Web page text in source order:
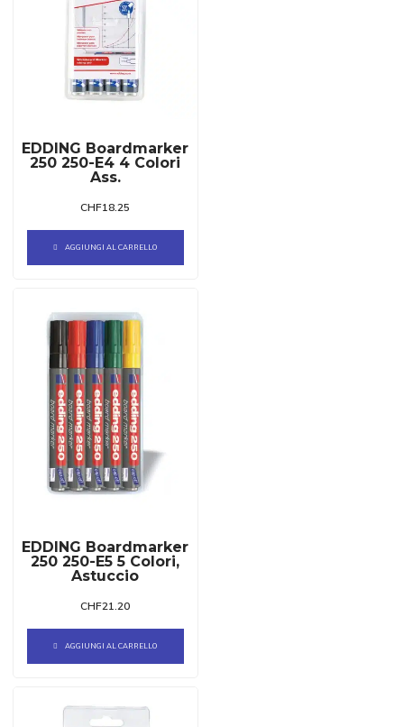
EDDING Boardmarker
250 250-E4 4 Colori
Ass.
CHF18.25
AGGIUNGI AL CARRELLO
EDDING Boardmarker
250 250-E5 5 Colori,
Astuccio
CHF21.20
AGGIUNGI AL CARRELLO